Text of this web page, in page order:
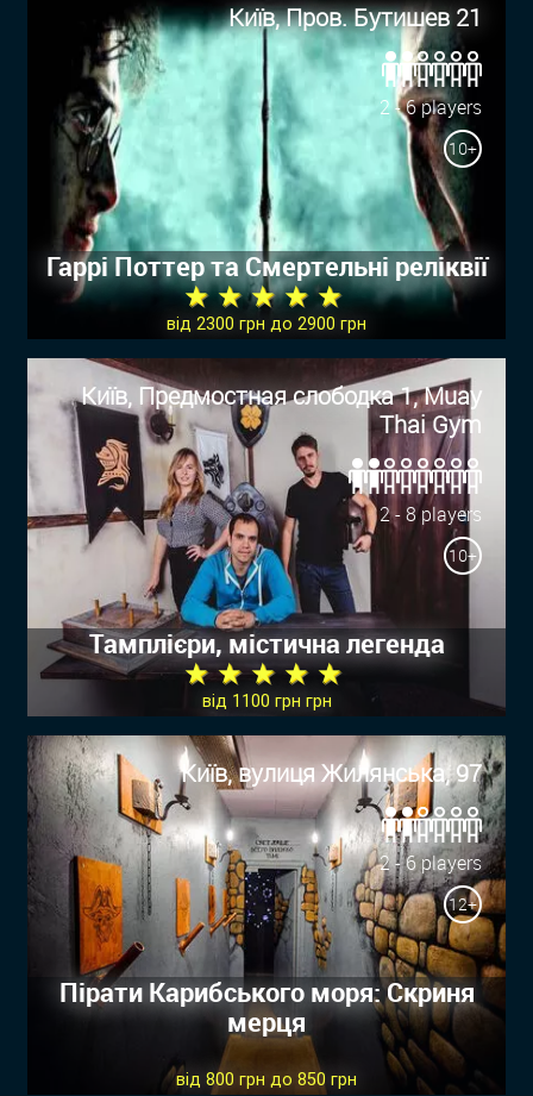
Київ, Пров. Бутишев 21
2 - 6 players
10+
Гаррі Поттер та Смертельні реліквії
★ ★ ★ ★ ★
від 2300 грн до 2900 грн
Київ, Предмостная слободка 1, Muay
Thai Gym
2 - 8 players
10+
Тамплієри, містична легенда
★ ★ ★ ★ ★
від 1100 грн грн
Київ, вулиця Жилянська, 97
2 - 6 players
12+
Пірати Карибського моря: Скриня
мерця
від 800 грн до 850 грн